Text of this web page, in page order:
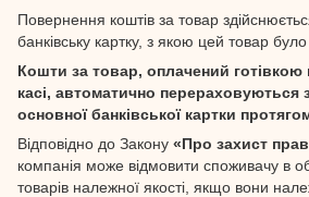
Повернення коштів за товар
банківську картку, з якою цей товар
Кошти за товар, оплачений готівкою
касі, автоматично перераховуються
основної банківської картки
Відповідно до Закону «Про захист
компанія може відмовити споживачу в
товарів належної якості, якщо вони